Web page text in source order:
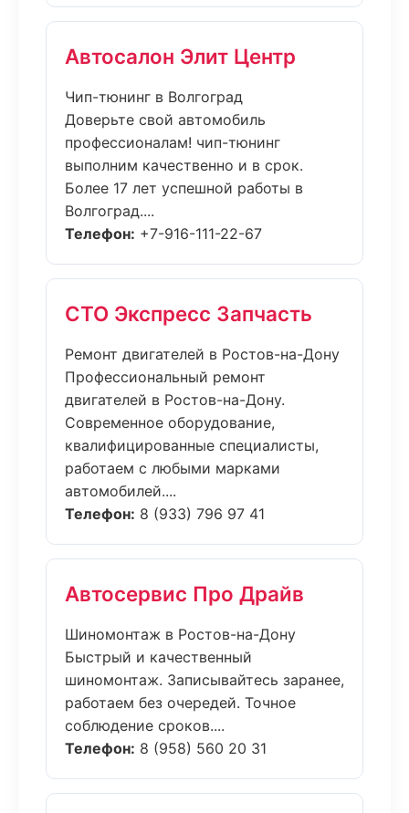
Автосалон Элит Центр
Чип-тюнинг в Волгоград
Доверьте свой автомобиль
профессионалам! чип-тюнинг
выполним качественно и в срок.
Более 17 лет успешной работы в
Волгоград....
Телефон: +7-916-111-22-67
СТО Экспресс Запчасть
Ремонт двигателей в Ростов-на-Дону
Профессиональный ремонт
двигателей в Ростов-на-Дону.
Современное оборудование,
квалифицированные специалисты,
работаем с любыми марками
автомобилей....
Телефон: 8 (933) 796 97 41
Автосервис Про Драйв
Шиномонтаж в Ростов-на-Дону
Быстрый и качественный
шиномонтаж. Записывайтесь заранее,
работаем без очередей. Точное
соблюдение сроков....
Телефон: 8 (958) 560 20 31